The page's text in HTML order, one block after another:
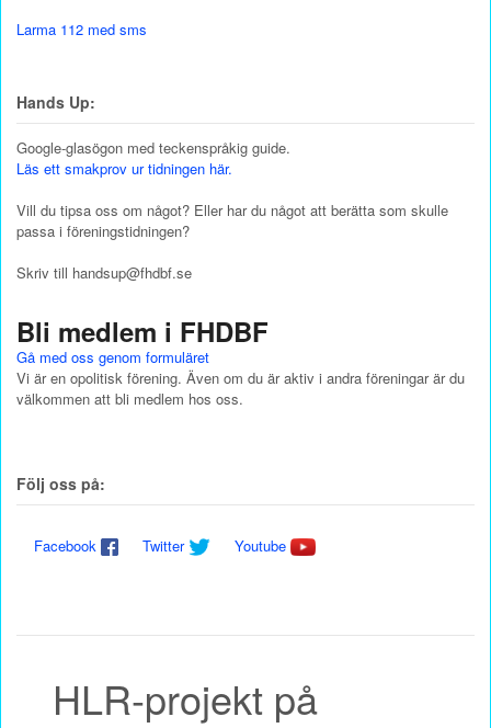
Larma 112 med sms
Hands Up:
Google-glasögon med teckenspråkig guide.
Läs ett smakprov ur tidningen här.
Vill du tipsa oss om något? Eller har du något att berätta som skulle
passa i föreningstidningen?
Skriv till handsup@fhdbf.se
Bli medlem i FHDBF
Gå med oss genom formuläret
Vi är en opolitisk förening. Även om du är aktiv i andra föreningar är du
välkommen att bli medlem hos oss.
Följ oss på:
Facebook Twitter Youtube
HLR-projekt på